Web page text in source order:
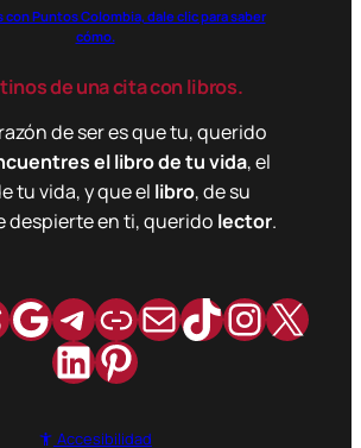
con Puntos Colombia, dale clic para saber
cómo.
de una cita con libros.
de ser es que tu, querido
el libro de tu vida, el
tu vida, y que el libro, de su
despierte en ti, querido lector.
Google
Telegram
Enlace
Correo
TikTok
X
LinkedIn
Pinterest
Accesibilidad